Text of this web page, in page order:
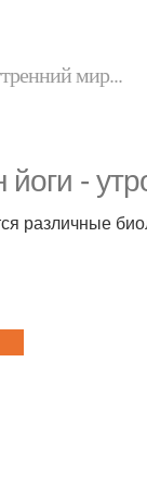
мир...
-
различные